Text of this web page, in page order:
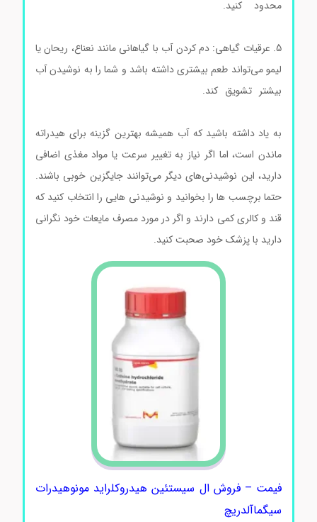
محدود کنید.ال سیستئین هیدروکلراید مونوهیدرات
5. عرقیات گیاهی: دم کردن آب با گیاهانی مانند نعناع، ریحان یا
لیمو می‌تواند طعم بیشتری داشته باشد و شما را به نوشیدن آب
بیشتر تشویق کند.ال سیستئین هیدروکلراید مونوهیدرات
به یاد داشته باشید که آب همیشه بهترین گزینه برای هیدراته
ماندن است، اما اگر نیاز به تغییر سرعت یا مواد مغذی اضافی
دارید، این نوشیدنی‌های دیگر می‌توانند جایگزین خوبی باشند.
حتما برچسب ها را بخوانید و نوشیدنی هایی را انتخاب کنید که
قند و کالری کمی دارند و اگر در مورد مصرف مایعات خود نگرانی
دارید با پزشک خود صحبت کنید.
فیمت – فروش ال سیستئین هیدروکلراید مونوهیدرات
سیگماآلدریچ